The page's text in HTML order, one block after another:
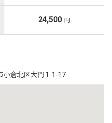
24,500 円
倉北区大門 1-1-17